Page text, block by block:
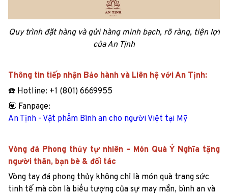
Quy trình đặt hàng và gửi hàng minh bạch, rõ ràng, tiện lợi
của An Tịnh
Thông tin tiếp nhận Bảo hành và Liên hệ với An Tịnh:
☎️ Hotline: +1 (801) 6669955
💟 Fanpage:
An Tịnh - Vật phẩm Bình an cho người Việt tại Mỹ
Vòng đá Phong thủy tự nhiên – Món Quà Ý Nghĩa tặng
người thân, bạn bè & đối tác
Vòng tay đá phong thủy không chỉ là món quà trang sức
tinh tế mà còn là biểu tượng của sự may mắn, bình an và